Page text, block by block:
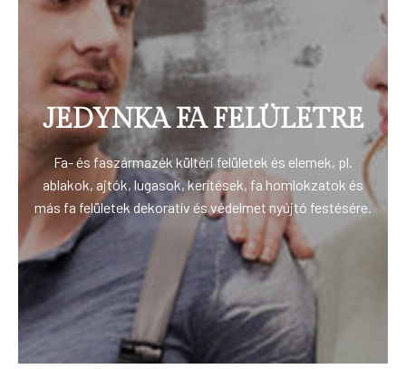
JEDYNKA FA FELÜLETRE
Fa- és faszármazék kültéri felületek és elemek, pl.
ablakok, ajtók, lugasok, kerítések, fa homlokzatok és
más fa felületek dekoratív és védelmet nyújtó festésére.